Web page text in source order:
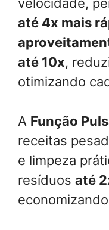
até 4x mais
até 10x,
otimizando
A Função
receitas
e limpeza
resíduos até